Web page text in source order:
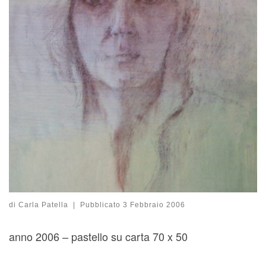
di Carla Patella Pubblicato 3 Febbraio 2006
anno 2006 – pastello su carta 70 x 50